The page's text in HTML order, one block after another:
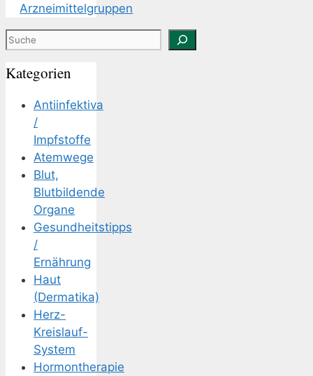
Arzneimittelgruppen
Suchen
Kategorien
Antiinfektiva
/
Impfstoffe
Atemwege
Blut,
Blutbildende
Organe
Gesundheitstipps
/
Ernährung
Haut
(Dermatika)
Herz-
Kreislauf-
System
Hormontherapie